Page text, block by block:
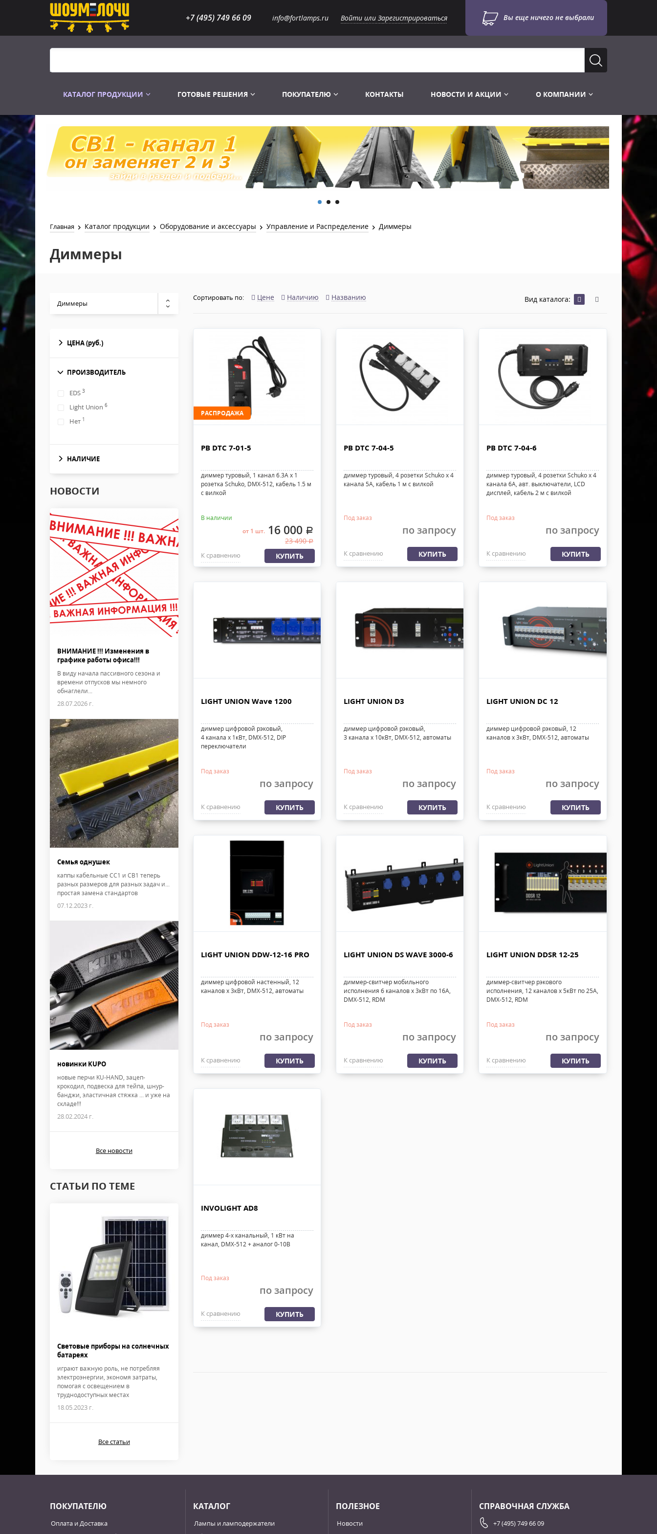
+7 (495) 749 66 09 info@fortlamps.ru Войти или Зарегистрироваться Вы еще ничего не выбрали
КАТАЛОГ ПРОДУКЦИИ
Распродажа
Лампы Винтаж Ретро Декор
Лампы галогенные 6-120 V
Лампы студийные 110-240 V
Лампы-фары PAR
Лампы для бассейна
Лампы газоразрядные
Лампы UV TUV HNS
Лампы видеопроекторные
Пускорегулирующая аппаратура
Распродажа
Перчатки
Сумки и подсумки
Инструменты
Готовые комплекты
Конструктор МИКРОСЦЕНА
Распродажа
Световое оборудование
Аксессуары для света
Лебёдки и Аксессуары
Фермы Штативы Стойки
Распродажа
2х канальные модули
5и канальные модули
6и канальные модули
ГОТОВЫЕ РЕШЕНИЯ ПОКУПАТЕЛЮ КОНТАКТЫ НОВОСТИ И АКЦИИ О КОМПАНИИ
Главная Каталог продукции Оборудование и аксессуары Управление и Распределение Диммеры
Диммеры
Диммеры
ЦЕНА(руб.)
ПРОИЗВОДИТЕЛЬ
EDS 3
Light Union 6
Нет 1
НАЛИЧИЕ
НОВОСТИ
ВНИМАНИЕ !!! Изменения в
графике работы офиса!!!
В виду начала пассивного сезона и
времени отпусков мы немного
обнаглели...
28.07.2026 г.
Семья однушек
каппы кабельные CC1 и CB1 теперь
разных размеров для разных задач и...
простая замена стандартов
07.12.2023 г.
новинки KUPO
новые перчи KU-HAND, зацеп-
крокодил, подвеска для тейпа, шнур-
банджи, эластичная стяжка ... и уже на
складе!!!
28.02.2024 г.
Все новости
СТАТЬИ ПО ТЕМЕ
Световые приборы на солнечных
батареях
играют важную роль, не потребляя
электроэнергии, экономя затраты,
помогая с освещением в
труднодоступных местах
18.05.2023 г.
Все статьи
Сортировать по: Цене Наличию Названию Вид каталога:
РАСПРОДАЖА
PB DTC 7-01-5
диммер туровый, 1 канал 6.3А х 1
розетка Schuko, DMX-512, кабель 1.5 м
с вилкой
В наличии
от 1 шт.16 000 .
23 490.
К сравнению КУПИТЬ
PB DTC 7-04-5
диммер туровый, 4 розетки Schuko х 4
канала 5А, кабель 1 м с вилкой
Под заказ
по запросу
К сравнению КУПИТЬ
PB DTC 7-04-6
диммер туровый, 4 розетки Schuko х 4
канала 6А, авт. выключатели, LCD
дисплей, кабель 2 м с вилкой
Под заказ
по запросу
К сравнению КУПИТЬ
LIGHT UNION Wave 1200
диммер цифровой рэковый,
4 канала х 1кВт, DMX-512, DIP
переключатели
Под заказ
по запросу
К сравнению КУПИТЬ
LIGHT UNION D3
диммер цифровой рэковый,
3 канала х 10кВт, DMX-512, автоматы
Под заказ
по запросу
К сравнению КУПИТЬ
LIGHT UNION DC 12
диммер цифровой рэковый, 12
каналов х 3кВт, DMX-512, автоматы
Под заказ
по запросу
К сравнению КУПИТЬ
LIGHT UNION DDW-12-16 PRO
диммер цифровой настенный, 12
каналов х 3кВт, DMX-512, автоматы
Под заказ
по запросу
К сравнению КУПИТЬ
LIGHT UNION DS WAVE 3000-6
диммер-свитчер мобильного
исполнения 6 каналов х 3кВт по 16А,
DMX-512, RDM
Под заказ
по запросу
К сравнению КУПИТЬ
LIGHT UNION DDSR 12-25
диммер-свитчер рэкового
исполнения, 12 каналов х 5кВт по 25А,
DMX-512, RDM
Под заказ
по запросу
К сравнению КУПИТЬ
INVOLIGHT AD8
диммер 4-х канальный, 1 кВт на
канал, DMX-512 + аналог 0-10В
Под заказ
по запросу
К сравнению КУПИТЬ
ПОКУПАТЕЛЮ
Оплата и Доставка
КАТАЛОГ
Лампы и ламподержатели
ПОЛЕЗНОЕ
Новости
СПРАВОЧНАЯ СЛУЖБА
+7 (495) 749 66 09